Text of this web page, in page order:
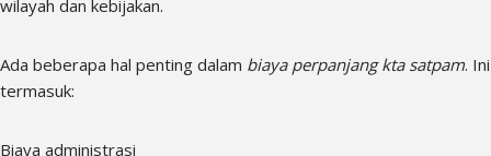
wilayah dan kebijakan.
Ada beberapa hal penting dalam biaya perpanjang kta satpam. Ini
termasuk:
Biaya administrasi